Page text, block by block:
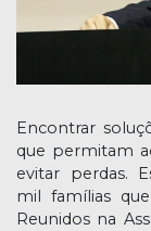
Encontrar
que permitam
evitar perdas.
mil famílias
Reunidos na